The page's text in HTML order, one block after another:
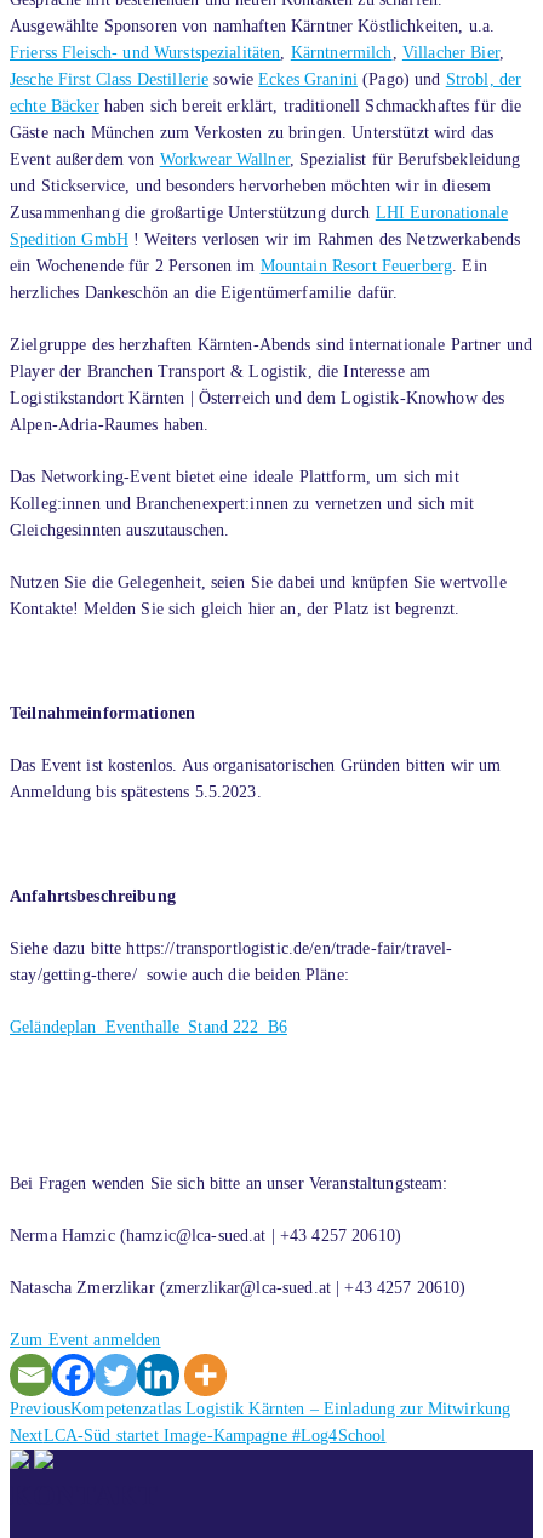
Ausgewählte Sponsoren von namhaften Kärntner Köstlichkeiten, u.a.
Frierss Fleisch- und Wurstspezialitäten
Kärntnermilch Villacher Bier,
Jesche First Class Destillerie sowieEckes Granini (Pago) und Strobl, der
echte Bäckerhaben sich bereit erklärt, traditionell Schmackhaftes für die
Gäste nach München zum Verkosten zu bringen. Unterstützt wird das
Event außerdem von Workwear Wallner, Spezialist für Berufsbekleidung
und Stickservice, und besonders hervorheben möchten wir in diesem
Zusammenhang die großartige Unterstützung durch LHI Euronationale
Spedition GmbH! Weiters verlosen wir im Rahmen des Netzwerkabends
ein Wochenende für 2 Personen im Mountain Resort Feuerberg . Ein
herzliches Dankeschön an die Eigentümerfamilie dafür.
Zielgruppe des herzhaften Kärnten-Abends sind internationale Partner und
Player der Branchen Transport & Logistik, die Interesse am
Logistikstandort Kärnten | Österreich und dem Logistik-Knowhow des
Alpen-Adria-Raumes haben.
Das Networking-Event bietet eine ideale Plattform, um sich mit
Kolleg:innen und Branchenexpert:innen zu vernetzen und sich mit
Gleichgesinnten auszutauschen.
Nutzen Sie die Gelegenheit, seien Sie dabei und knüpfen Sie wertvolle
Kontakte! Melden Sie sich gleich hier an, der Platz ist begrenzt.
Teilnahmeinformationen
Das Event ist kostenlos. Aus organisatorischen Gründen bitten wir um
Anmeldung bis spätestens 5.5.2023.
Anfahrtsbeschreibung
Siehe dazu bitte https://transportlogistic.de/en/trade-fair/travel-
stay/getting-there/ sowie auch die beiden Pläne:
Geländeplan_Eventhalle_Stand 222_B6
Bei Fragen wenden Sie sich bitte an unser Veranstaltungsteam:
Nerma Hamzic (hamzic@lca-sued.at | +43 4257 20610)
Natascha Zmerzlikar (zmerzlikar@lca-sued.at | +43 4257 20610)
Zum Event anmelden
PreviousPrevious
post:
Kompetenzatlas Logistik Kärnten – Einladung zur Mitwirkung
NextNext
post:
LCA-Süd startet Image-Kampagne #Log4School